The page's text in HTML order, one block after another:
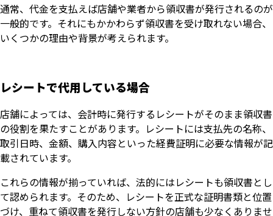
通常、代金を支払えば店舗や業者から領収書が発行されるのが
一般的です。それにもかかわらず領収書を受け取れない場合、
いくつかの理由や背景が考えられます。
レシートで代用している場合
店舗によっては、会計時に発行するレシートがそのまま領収書
の役割を果たすことがあります。レシートには支払先の名称、
取引日時、金額、購入内容といった経費証明に必要な情報が記
載されています。
これらの情報が揃っていれば、法的にはレシートも領収書とし
て認められます。そのため、レシートを正式な証明書類と位置
づけ、重ねて領収書を発行しない方針の店舗も少なくありませ